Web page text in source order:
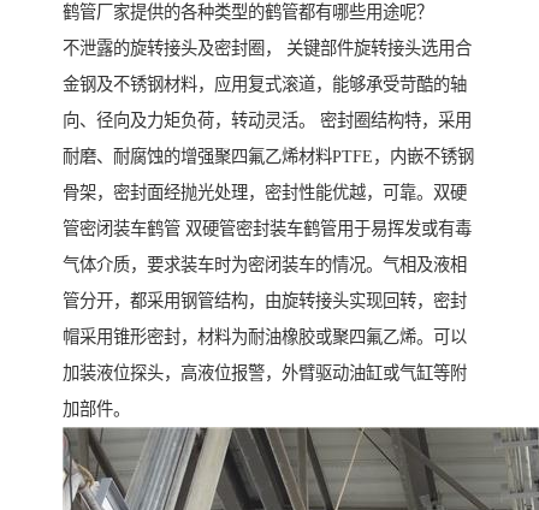
鹤管厂家提供的各种类型的鹤管都有哪些用途呢？
不泄露的旋转接头及密封圈， 关键部件旋转接头选用合
金钢及不锈钢材料，应用复式滚道，能够承受苛酷的轴
向、径向及力矩负荷，转动灵活。 密封圈结构特，采用
耐磨、耐腐蚀的增强聚四氟乙烯材料PTFE，内嵌不锈钢
骨架，密封面经抛光处理，密封性能优越，可靠。双硬
管密闭装车鹤管 双硬管密封装车鹤管用于易挥发或有毒
气体介质，要求装车时为密闭装车的情况。气相及液相
管分开，都采用钢管结构，由旋转接头实现回转，密封
帽采用锥形密封，材料为耐油橡胶或聚四氟乙烯。可以
加装液位探头，高液位报警，外臂驱动油缸或气缸等附
加部件。